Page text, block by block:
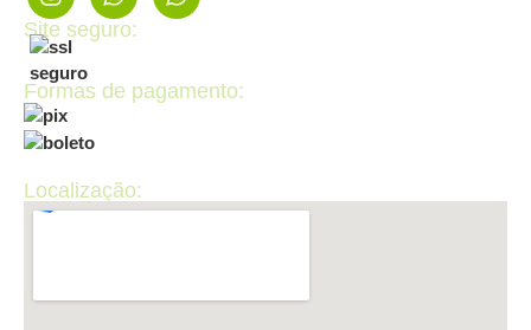
Site seguro:
Formas de pagamento:
Localização: